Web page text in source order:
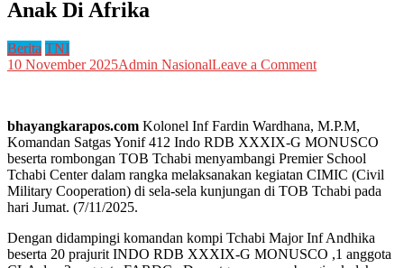
Anak Di Afrika
Berita TNI
10 November 2025Admin NasionalLeave a Commenton
Bersama
Anak
Anak
Di
Afrika
bhayangkarapos.com Kolonel Inf Fardin Wardhana, M.P.M,
Komandan Satgas Yonif 412 Indo RDB XXXIX-G MONUSCO
beserta rombongan TOB Tchabi menyambangi Premier School
Tchabi Center dalam rangka melaksanakan kegiatan CIMIC (Civil
Military Cooperation) di sela-sela kunjungan di TOB Tchabi pada
hari Jumat. (7/11/2025.
Dengan didampingi komandan kompi Tchabi Major Inf Andhika
beserta 20 prajurit INDO RDB XXXIX-G MONUSCO ,1 anggota